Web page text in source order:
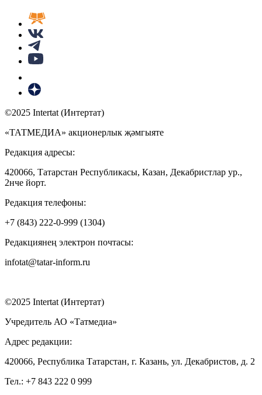
©2025 Intertat (Интертат)
«ТАТМЕДИА» акционерлык җәмгыяте
Редакция адресы:
420066, Татарстан Республикасы, Казан, Декабристлар ур.,
2нче йорт.
Редакция телефоны:
+7 (843) 222-0-999 (1304)
Редакциянең электрон почтасы:
infotat@tatar-inform.ru
©2025 Intertat (Интертат)
Учредитель АО «Татмедиа»
Адрес редакции:
420066, Республика Татарстан, г. Казань, ул. Декабристов, д. 2
Тел.: +7 843 222 0 999